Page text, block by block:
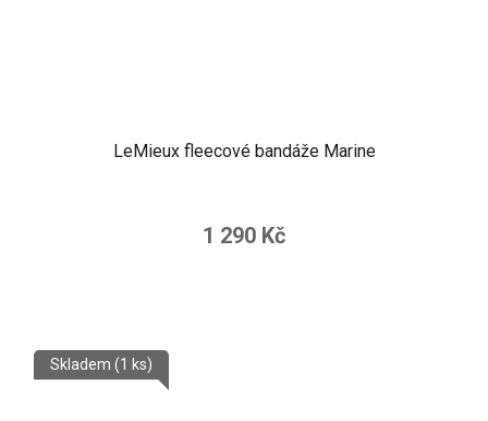
LeMieux fleecové bandáže Marine
1 290 Kč
Skladem (1 ks)